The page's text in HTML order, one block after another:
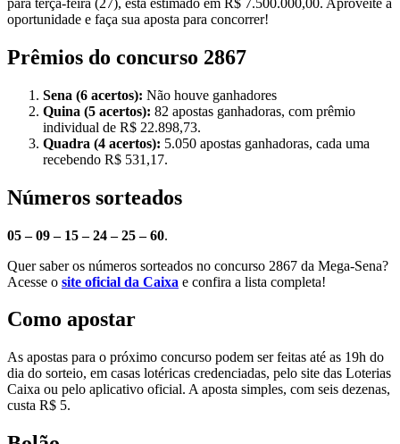
para terça-feira (27), está estimado em R$ 7.500.000,00. Aproveite a
oportunidade e faça sua aposta para concorrer!
Prêmios do concurso 2867
Sena (6 acertos): Não houve ganhadores
Quina (5 acertos): 82 apostas ganhadoras, com prêmio
individual de R$ 22.898,73.
Quadra (4 acertos): 5.050 apostas ganhadoras, cada uma
recebendo R$ 531,17.
Números sorteados
05 – 09 – 15 – 24 – 25 – 60.
Quer saber os números sorteados no concurso 2867 da Mega-Sena?
Acesse o site oficial da Caixa e confira a lista completa!
Como apostar
As apostas para o próximo concurso podem ser feitas até as 19h do
dia do sorteio, em casas lotéricas credenciadas, pelo site das Loterias
Caixa ou pelo aplicativo oficial. A aposta simples, com seis dezenas,
custa R$ 5.